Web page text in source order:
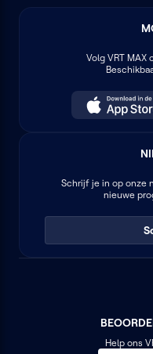
Volg VRT MAX
Schrijf je in op onze
nieuwe
Help ons